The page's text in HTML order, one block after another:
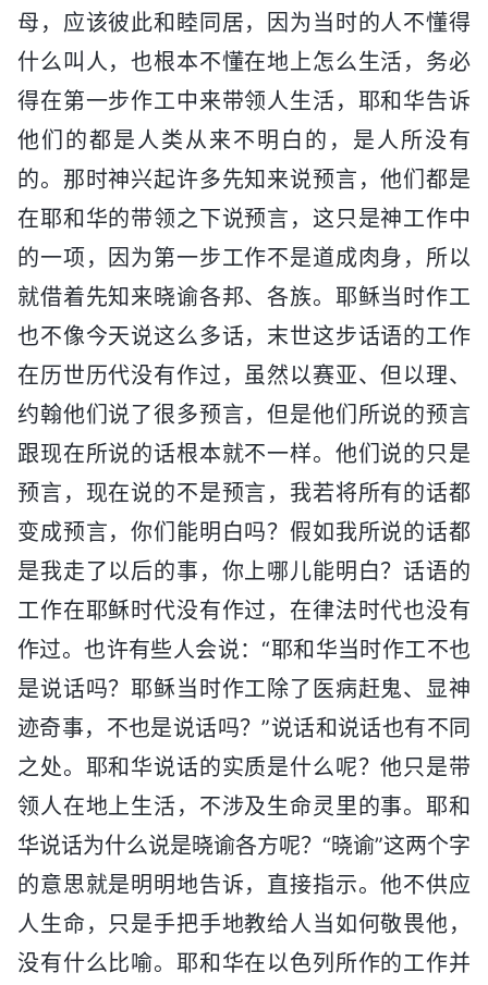
母，应该彼此和睦同居，因为当时的人不懂得
什么叫人，也根本不懂在地上怎么生活，务必
得在第一步作工中来带领人生活，耶和华告诉
他们的都是人类从来不明白的，是人所没有
的。那时神兴起许多先知来说预言，他们都是
在耶和华的带领之下说预言，这只是神工作中
的一项，因为第一步工作不是道成肉身，所以
就借着先知来晓谕各邦、各族。耶稣当时作工
也不像今天说这么多话，末世这步话语的工作
在历世历代没有作过，虽然以赛亚、但以理、
约翰他们说了很多预言，但是他们所说的预言
跟现在所说的话根本就不一样。他们说的只是
预言，现在说的不是预言，我若将所有的话都
变成预言，你们能明白吗？假如我所说的话都
是我走了以后的事，你上哪儿能明白？话语的
工作在耶稣时代没有作过，在律法时代也没有
作过。也许有些人会说：“耶和华当时作工不也
是说话吗？耶稣当时作工除了医病赶鬼、显神
迹奇事，不也是说话吗？”说话和说话也有不同
之处。耶和华说话的实质是什么呢？他只是带
领人在地上生活，不涉及生命灵里的事。耶和
华说话为什么说是晓谕各方呢？“晓谕”这两个字
的意思就是明明地告诉，直接指示。他不供应
人生命，只是手把手地教给人当如何敬畏他，
没有什么比喻。耶和华在以色列所作的工作并